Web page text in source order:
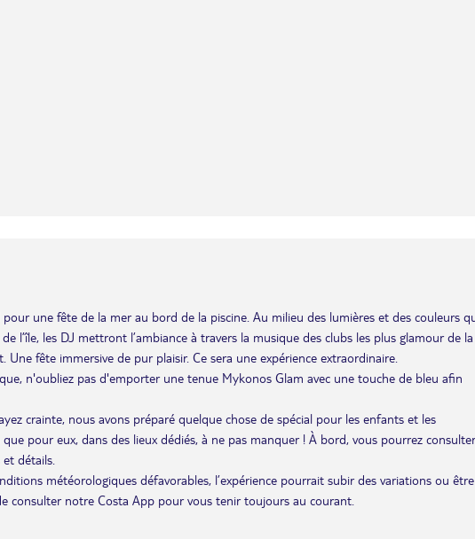
une fête de la mer au bord de la piscine. Au milieu des lumières et des couleurs
l’île, les DJ mettront l’ambiance à travers la musique des clubs les plus glamour de la
fête immersive de pur plaisir. Ce sera une expérience extraordinaire.
n'oubliez pas d'emporter une tenue Mykonos Glam avec une touche de bleu afin
crainte, nous avons préparé quelque chose de spécial pour les enfants et les
pour eux, dans des lieux dédiés, à ne pas manquer ! À bord, vous pourrez consulter
détails.
météorologiques défavorables, l’expérience pourrait subir des variations ou être
consulter notre Costa App pour vous tenir toujours au courant.